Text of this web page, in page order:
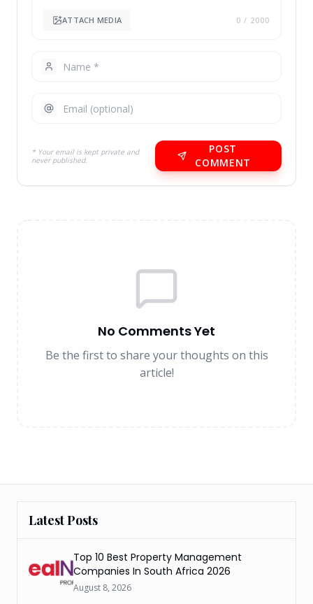
ATTACH MEDIA 0 / 2000
* Your email is kept private and
never published.
POST
COMMENT
No Comments Yet
Be the first to share your thoughts on this
article!
Latest Posts
Top 10 Best Property Management
Companies In South Africa 2026
August 8, 2026